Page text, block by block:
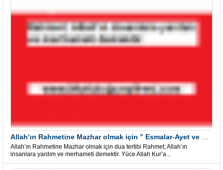
Allah’ın Rahmetine Mazhar olmak için dua tertibi Rahmet; Allah’ın
insanlara yardım ve merhameti demektir. Yüce Allah Kur’a...